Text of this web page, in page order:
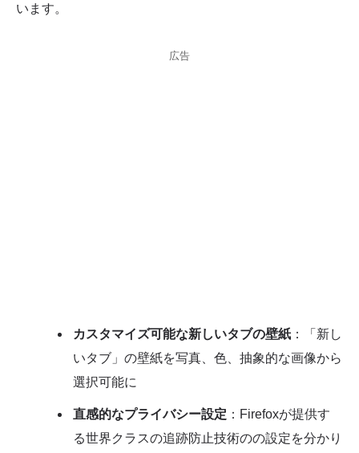
います。
広告
カスタマイズ可能な新しいタブの壁紙 ：「新し
いタブ」の壁紙を写真、色、抽象的な画像から
選択可能に
直感的なプライバシー設定 ：Firefoxが提供す
る世界クラスの追跡防止技術のの設定を分かり